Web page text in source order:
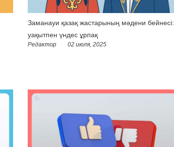
Заманауи қазақ жастарының мәдени бейнесі:
уақытпен үндес ұрпақ
Редактор 02 июля, 2025